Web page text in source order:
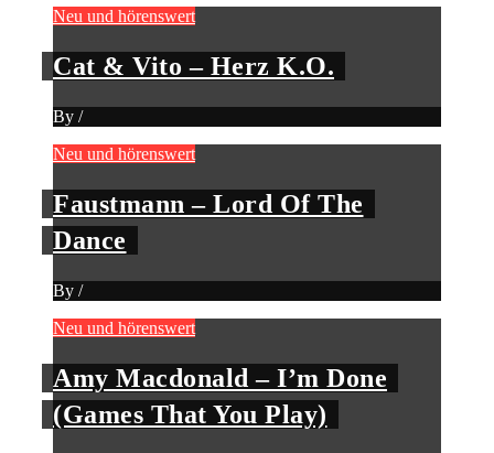
Neu und hörenswert
Cat & Vito – Herz K.O.
By /
Neu und hörenswert
Faustmann – Lord Of The
Dance
By /
Neu und hörenswert
Amy Macdonald – I’m Done
(Games That You Play)